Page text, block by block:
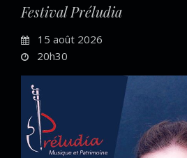
Festival Préludia
15 août 2026
20h30